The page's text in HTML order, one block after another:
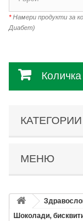
*Намери продукти за
Диабет)
Количка
КАТЕГОРИИ
МЕНЮ
Шоколади,